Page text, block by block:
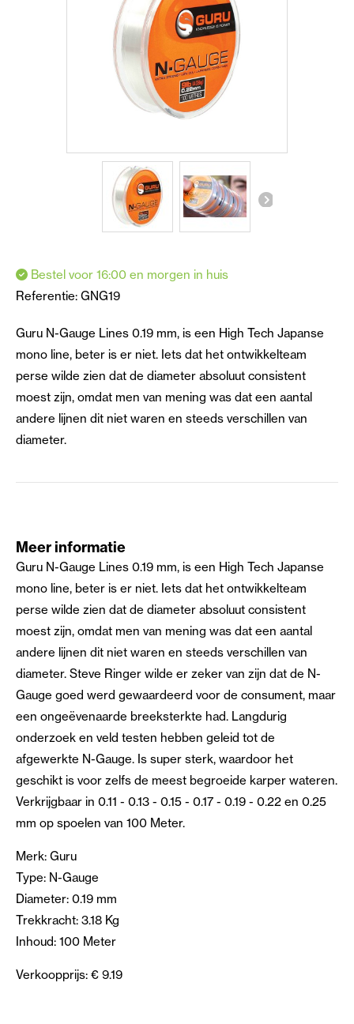
Bestel voor 16:00 en morgen in huis
Referentie: GNG19
Guru N-Gauge Lines 0.19 mm, is een High Tech Japanse
mono line, beter is er niet. Iets dat het ontwikkelteam
perse wilde zien dat de diameter absoluut consistent
moest zijn, omdat men van mening was dat een aantal
andere lijnen dit niet waren en steeds verschillen van
diameter.
Meer informatie
Guru N-Gauge Lines 0.19 mm, is een High Tech Japanse
mono line, beter is er niet. Iets dat het ontwikkelteam
perse wilde zien dat de diameter absoluut consistent
moest zijn, omdat men van mening was dat een aantal
andere lijnen dit niet waren en steeds verschillen van
diameter. Steve Ringer wilde er zeker van zijn dat de N-
Gauge goed werd gewaardeerd voor de consument, maar
een ongeëvenaarde breeksterkte had. Langdurig
onderzoek en veld testen hebben geleid tot de
afgewerkte N-Gauge. Is super sterk, waardoor het
geschikt is voor zelfs de meest begroeide karper wateren.
Verkrijgbaar in 0.11 - 0.13 - 0.15 - 0.17 - 0.19 - 0.22 en 0.25
mm op spoelen van 100 Meter.
Merk: Guru
Type: N-Gauge
Diameter: 0.19 mm
Trekkracht: 3.18 Kg
Inhoud: 100 Meter
Verkoopprijs: € 9.19